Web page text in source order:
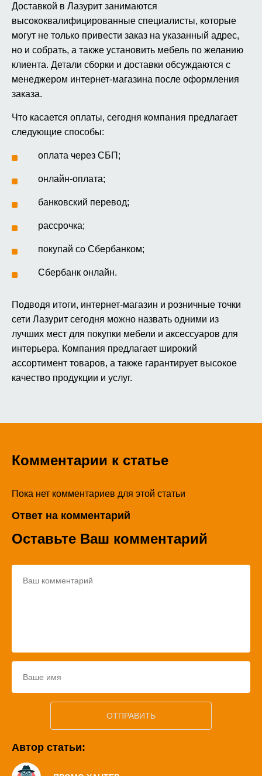
Доставкой в Лазурит занимаются
высококвалифицированные специалисты, которые
могут не только привести заказ на указанный адрес,
но и собрать, а также установить мебель по желанию
клиента. Детали сборки и доставки обсуждаются с
менеджером интернет-магазина после оформления
заказа.
Что касается оплаты, сегодня компания предлагает
следующие способы:
оплата через СБП;
онлайн-оплата;
банковский перевод;
рассрочка;
покупай со Сбербанком;
Сбербанк онлайн.
Подводя итоги, интернет-магазин и розничные точки
сети Лазурит сегодня можно назвать одними из
лучших мест для покупки мебели и аксессуаров для
интерьера. Компания предлагает широкий
ассортимент товаров, а также гарантирует высокое
качество продукции и услуг.
Комментарии к статье
Пока нет комментариев для этой статьи
Ответ на комментарий
Оставьте Ваш комментарий
Автор статьи: